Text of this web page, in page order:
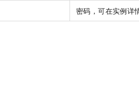
密码，可在实例详